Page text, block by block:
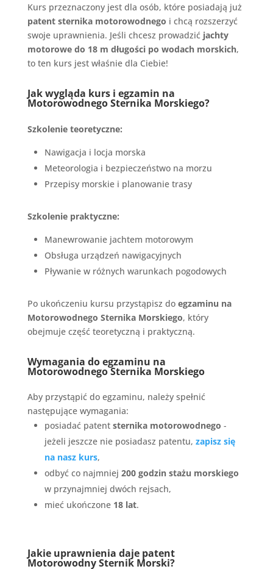
Kurs przeznaczony jest dla osób, które posiadają już
patent sternika motorowodnego i chcą rozszerzyć
swoje uprawnienia. Jeśli chcesz prowadzić jachty
motorowe do 18 m długości po wodach morskich,
to ten kurs jest właśnie dla Ciebie!
Jak wygląda kurs i egzamin na
Motorowodnego Sternika Morskiego?
Szkolenie teoretyczne:
Nawigacja i locja morska
Meteorologia i bezpieczeństwo na morzu
Przepisy morskie i planowanie trasy
Szkolenie praktyczne:
Manewrowanie jachtem motorowym
Obsługa urządzeń nawigacyjnych
Pływanie w różnych warunkach pogodowych
Po ukończeniu kursu przystąpisz do egzaminu na
Motorowodnego Sternika Morskiego, który
obejmuje część teoretyczną i praktyczną.
Wymagania do egzaminu na
Motorowodnego Sternika Morskiego
Aby przystąpić do egzaminu, należy spełnić
następujące wymagania:
posiadać patent sternika motorowodnego -
jeżeli jeszcze nie posiadasz patentu, zapisz się
na nasz kurs,
odbyć co najmniej 200 godzin stażu morskiego
w przynajmniej dwóch rejsach,
mieć ukończone 18 lat.
Jakie uprawnienia daje patent
Motorowodny Sternik Morski?